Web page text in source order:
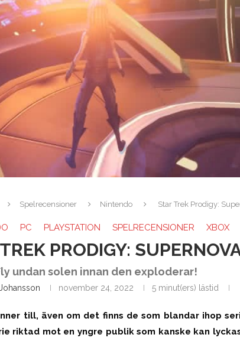
Spelrecensioner Nintendo Star Trek Prodigy:
PC PLAYSTATION SPELRECENSIONER XBOX
PRODIGY:
undan solen innan den exploderar!
november 24, 2022 5 minut(ers) lästid
till, även om det finns de som blandar ihop
riktad mot en yngre publik som kanske kan